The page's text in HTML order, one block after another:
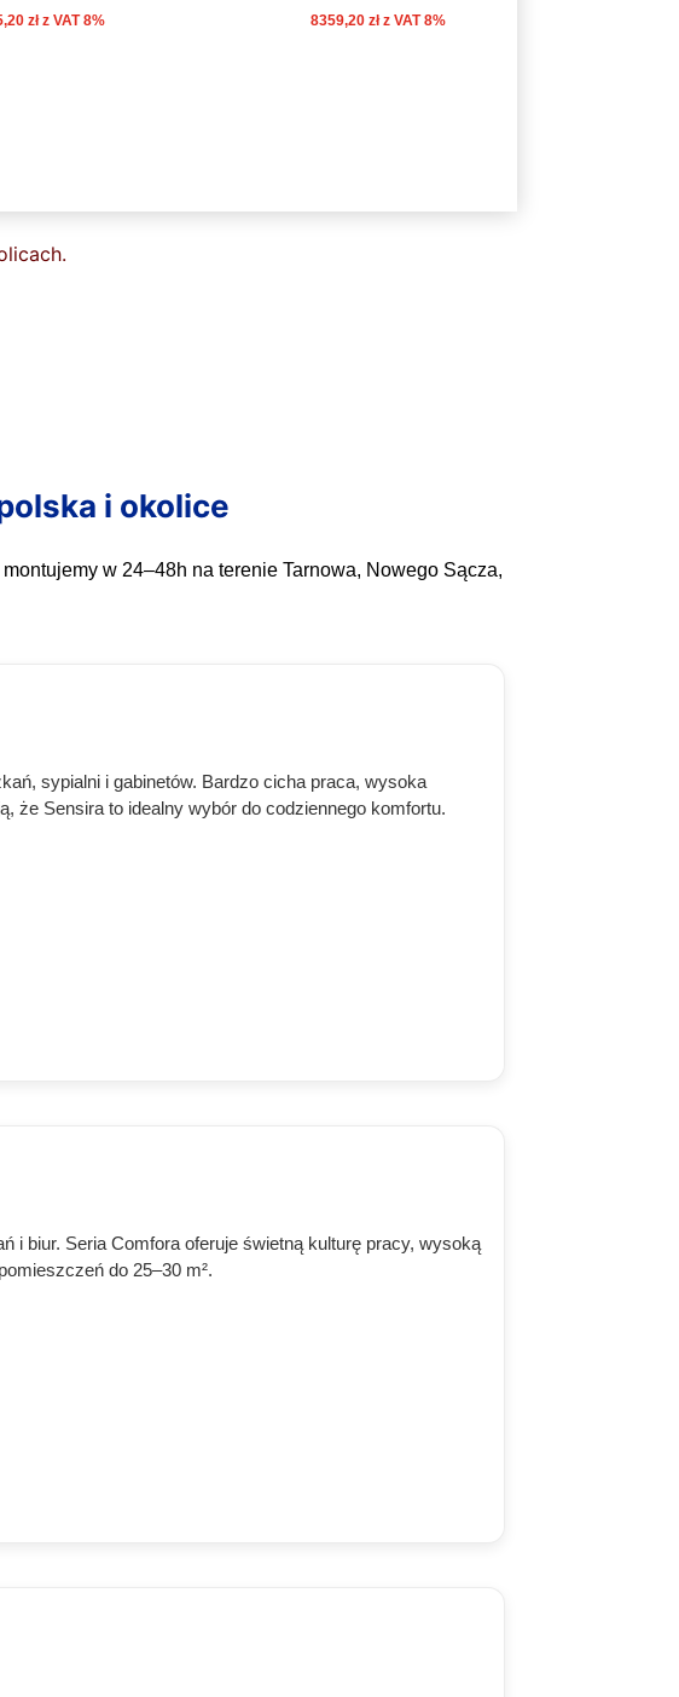
zł z VAT 8% 8359,20zł z VAT 8%
i okolice
w 24–48h na terenie Tarnowa, Nowego Sącza,
sypialni i gabinetów. Bardzo cicha praca, wysoka
że Sensira to idealny wybór do codziennego komfortu.
i biur. Seria Comfora oferuje świetną kulturę pracy, wysoką
do 25–30 m².